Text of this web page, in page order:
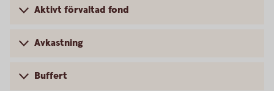
Aktivt förvaltad fond
Avkastning
Buffert